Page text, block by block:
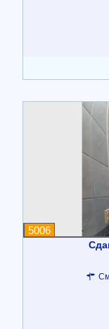
5006